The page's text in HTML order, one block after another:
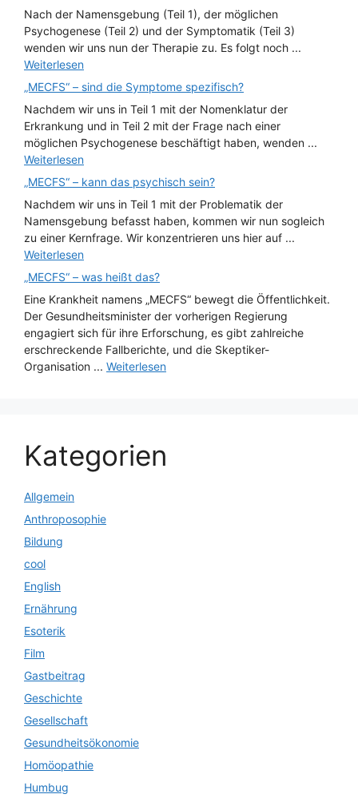
Nach der Namensgebung (Teil 1), der möglichen
Psychogenese (Teil 2) und der Symptomatik (Teil 3)
wenden wir uns nun der Therapie zu. Es folgt noch ...
Weiterlesen
„MECFS“ – sind die Symptome spezifisch?
Nachdem wir uns in Teil 1 mit der Nomenklatur der
Erkrankung und in Teil 2 mit der Frage nach einer
möglichen Psychogenese beschäftigt haben, wenden ...
Weiterlesen
„MECFS“ – kann das psychisch sein?
Nachdem wir uns in Teil 1 mit der Problematik der
Namensgebung befasst haben, kommen wir nun sogleich
zu einer Kernfrage. Wir konzentrieren uns hier auf ...
Weiterlesen
„MECFS“ – was heißt das?
Eine Krankheit namens „MECFS“ bewegt die Öffentlichkeit.
Der Gesundheitsminister der vorherigen Regierung
engagiert sich für ihre Erforschung, es gibt zahlreiche
erschreckende Fallberichte, und die Skeptiker-
Organisation ... Weiterlesen
Kategorien
Allgemein
Anthroposophie
Bildung
cool
English
Ernährung
Esoterik
Film
Gastbeitrag
Geschichte
Gesellschaft
Gesundheitsökonomie
Homöopathie
Humbug